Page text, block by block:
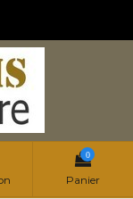
0
Panier